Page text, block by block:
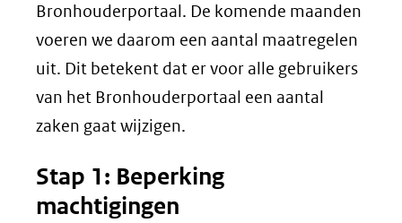
Bronhouderportaal. De komende maanden
voeren we daarom een aantal maatregelen
uit. Dit betekent dat er voor alle gebruikers
van het Bronhouderportaal een aantal
zaken gaat wijzigen.
Stap 1: Beperking
machtigingen